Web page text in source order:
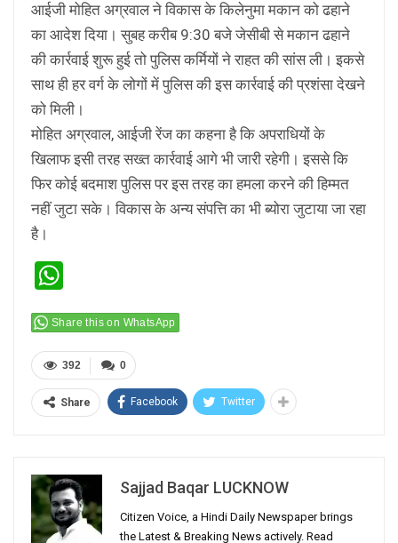
आईजी मोहित अग्रवाल ने विकास के किलेनुमा मकान को ढहाने
का आदेश दिया। सुबह करीब 9:30 बजे जेसीबी से मकान ढहाने
की कार्रवाई शुरू हुई तो पुलिस कर्मियों ने राहत की सांस ली। इकसे
साथ ही हर वर्ग के लोगों में पुलिस की इस कार्रवाई की प्रशंसा देखने
को मिली।
मोहित अग्रवाल, आईजी रेंज का कहना है कि अपराधियों के
खिलाफ इसी तरह सख्त कार्रवाई आगे भी जारी रहेगी। इससे कि
फिर कोई बदमाश पुलिस पर इस तरह का हमला करने की हिम्मत
नहीं जुटा सके। विकास के अन्य संपत्ति का भी ब्योरा जुटाया जा रहा
है।
Share this on WhatsApp
0
392
Share Facebook Twitter
Sajjad Baqar LUCKNOW
Citizen Voice, a Hindi Daily Newspaper brings
the Latest & Breaking News actively. Read